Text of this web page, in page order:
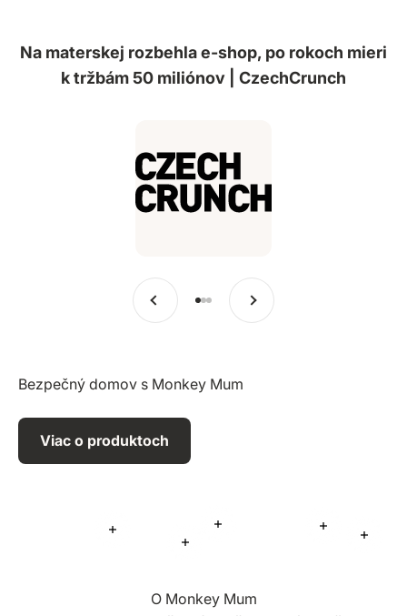
Na materskej rozbehla e-shop, po rokoch mieri
k tržbám 50 miliónov | CzechCrunch
Predchádzajúce
Prejsť na položku 1
Prejsť na položku 2
Prejsť na položku 3
Ďalšie
Bezpečný domov s Monkey Mum
Viac o produktoch
Viac
Viac informácií
O Monkey Mum